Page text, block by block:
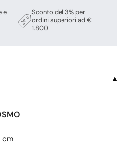
e
Sconto del 3% per
ordini superiori ad €
1.800
▼
cm